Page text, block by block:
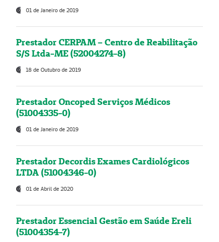
01 de Janeiro de 2019
Prestador CERPAM – Centro de Reabilitação
S/S Ltda-ME (52004274-8)
18 de Outubro de 2019
Prestador Oncoped Serviços Médicos
(51004335-0)
01 de Janeiro de 2019
Prestador Decordis Exames Cardiológicos
LTDA (51004346-0)
01 de Abril de 2020
Prestador Essencial Gestão em Saúde Ereli
(51004354-7)